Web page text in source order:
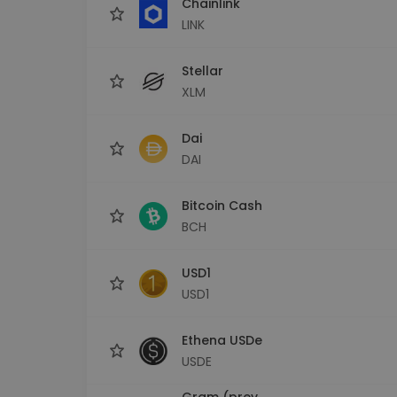
LINK
Stellar
XLM
Dai
DAI
Bitcoin Cash
BCH
USD1
USD1
Ethena USDe
USDE